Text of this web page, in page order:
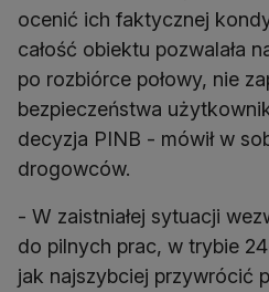
ocenić ich faktycznej
całość obiektu pozwalała
po rozbiórce połowy, nie
bezpieczeństwa
decyzja PINB - mówił w
drogowców.
- W zaistniałej sytuacji
do pilnych prac, w trybie
jak najszybciej przywrócić